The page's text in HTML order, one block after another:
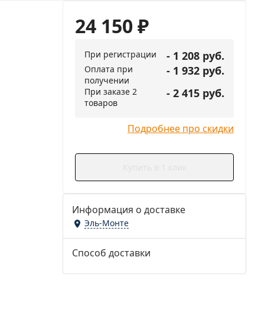
24 150₽
При регистрации - 1 208 руб.
Оплата при
получении
- 1 932 руб.
При заказе 2
товаров
- 2 415 руб.
Подробнее про скидки
Информация о доставке
Эль-Монте
Способ доставки